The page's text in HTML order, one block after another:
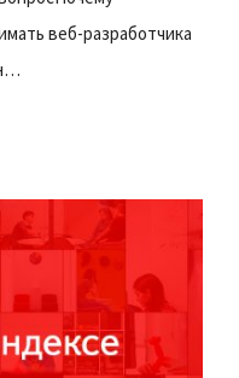
веб-разработчика